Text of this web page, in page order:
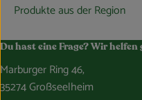
Produkte aus der Region
Du hast eine Frage? Wir helfen
Marburger Ring 46,
35274 Großseelheim